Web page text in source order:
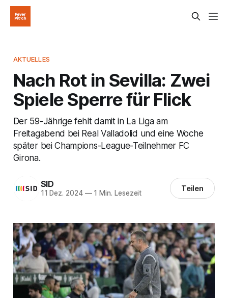
AKTUELLES
Nach Rot in Sevilla: Zwei
Spiele Sperre für Flick
Der 59-Jährige fehlt damit in La Liga am
Freitagabend bei Real Valladolid und eine Woche
später bei Champions-League-Teilnehmer FC
Girona.
SID
11 Dez. 2024 —1 Min. Lesezeit Teilen